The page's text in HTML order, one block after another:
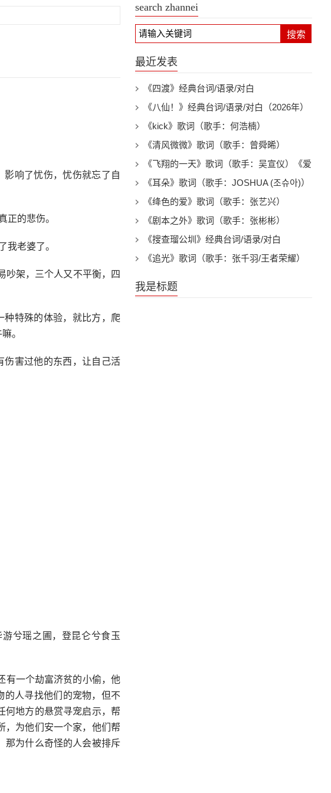
响了忧伤，忧伤就忘了自
正的悲伤。
我老婆了。
吵架，三个人又不平衡，四
种特殊的体验，就比方，爬
。
伤害过他的东西，让自己活
兮瑶之圃，登昆仑兮食玉
有一个劫富济贫的小偷，他
的人寻找他们的宠物，但不
何地方的悬赏寻宠启示，帮
，为他们安一个家，他们帮
那为什么奇怪的人会被排斥
search zhannei
搜索
最近发表
《四渡》经典台词/语录/对白
《八仙！》经典台词/语录/对白（2026年）
《kick》歌词（歌手：何浩楠）
《清风微微》歌词（歌手：曾舜晞）
《飞翔的一天》歌词（歌手：吴宣仪）《爱
上另一个我》电视剧插曲
《耳朵》歌词（歌手：JOSHUA (조슈아)）
《绛色的爱》歌词（歌手：张艺兴）
《剧本之外》歌词（歌手：张彬彬）
《搜查瑠公圳》经典台词/语录/对白
《追光》歌词（歌手：张千羽/王者荣耀）
我是标题